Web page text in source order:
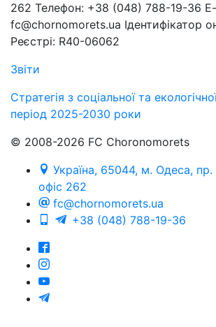
262 Телефон: +38 (048) 788-19-36
fc@chornomorets.ua Ідентифікатор
Реєстрі: R40-06062
Звіти
Стратегія з соціальної та
період 2025-2030 роки
© 2008-2026 FC Choronomorets
Україна, 65044, м. Одеса,
офіс 262
fc@chornomorets.ua
+38 (048) 788-19-36